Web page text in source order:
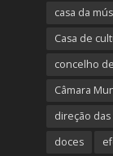
casa da
Casa de
concelho
Câmara
direção
doces